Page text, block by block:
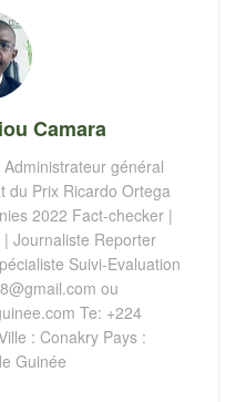
Camara
général
du Prix Ricardo Ortega
2022 Fact-checker |
Journaliste Reporter
Suivi-Evaluation
ou
Te: +224
: Conakry Pays :
Guinée